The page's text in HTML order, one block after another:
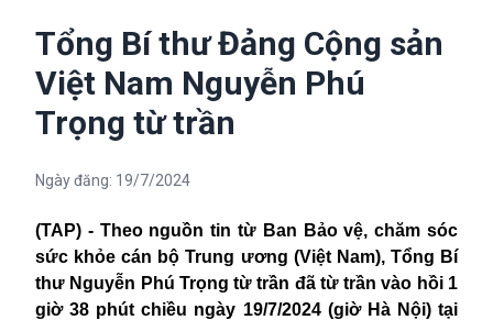
Tổng Bí thư Đảng Cộng sản
Việt Nam Nguyễn Phú
Trọng từ trần
Ngày đăng: 19/7/2024
(TAP) - Theo nguồn tin từ Ban Bảo vệ, chăm sóc
sức khỏe cán bộ Trung ương (Việt Nam), Tổng Bí
thư Nguyễn Phú Trọng từ trần đã từ trần vào hồi 1
giờ 38 phút chiều ngày 19/7/2024 (giờ Hà Nội) tại